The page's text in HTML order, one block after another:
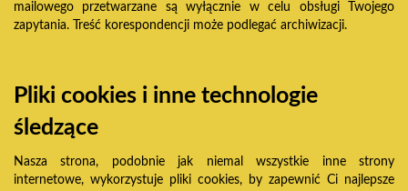
mailowego przetwarzane są wyłącznie w celu obsługi Twojego
zapytania. Treść korespondencji może podlegać archiwizacji.
Pliki cookies i inne technologie
śledzące
Nasza strona, podobnie jak niemal wszystkie inne strony
internetowe, wykorzystuje pliki cookies, by zapewnić Ci najlepsze